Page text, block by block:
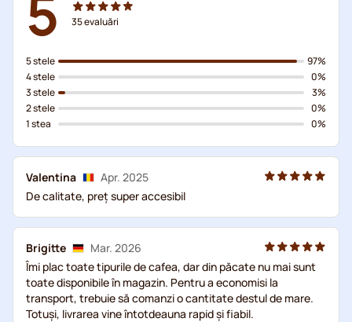
35evaluări
5 stele
4 stele
3 stele
2 stele
1 stea
97%
0%
3%
0%
0%
Valentina
Apr. 2025
De calitate, preț super accesibil
Brigitte
Mar. 2026
Îmi plac toate tipurile de cafea, dar din păcate nu mai sunt
toate disponibile în magazin. Pentru a economisi la
transport, trebuie să comanzi o cantitate destul de mare.
Totuși, livrarea vine întotdeauna rapid și fiabil.